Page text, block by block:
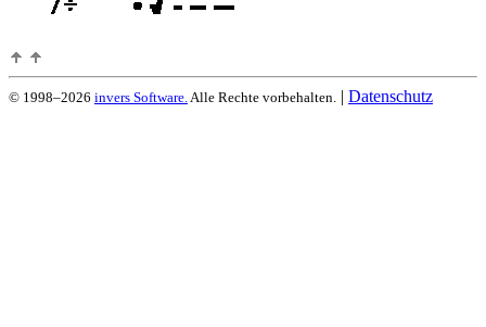
© 1998–2026 invers Software. Alle Rechte vorbehalten. | Datenschutz